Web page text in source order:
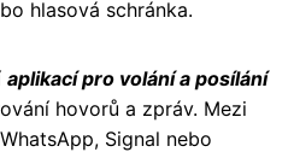
hlasová schránka.
aplikací pro volání a posílání
hovorů a zpráv. Mezi
Signal nebo